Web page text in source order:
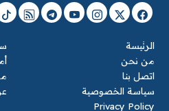
الرئيسة
من نحن
اتصل بنا
سياسة الخصوصية
Privacy Policy